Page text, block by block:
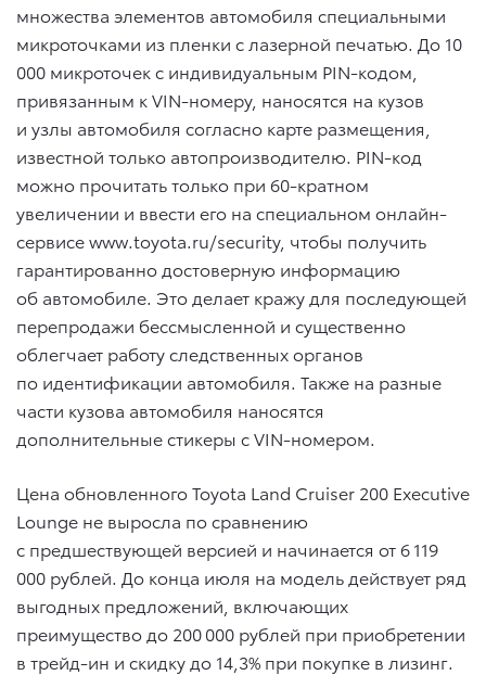
множества элементов автомобиля специальными
микроточками из пленки с лазерной печатью. До 10
000 микроточек с индивидуальным PIN-кодом,
привязанным к VIN-номеру, наносятся на кузов
и узлы автомобиля согласно карте размещения,
известной только автопроизводителю. PIN-код
можно прочитать только при 60-кратном
увеличении и ввести его на специальном онлайн-
сервисе www.toyota.ru/security, чтобы получить
гарантированно достоверную информацию
об автомобиле. Это делает кражу для последующей
перепродажи бессмысленной и существенно
облегчает работу следственных органов
по идентификации автомобиля. Также на разные
части кузова автомобиля наносятся
дополнительные стикеры с VIN-номером.
Цена обновленного Toyota Land Cruiser 200 Executive
Lounge не выросла по сравнению
с предшествующей версией и начинается от 6 119
000 рублей. До конца июля на модель действует ряд
выгодных предложений, включающих
преимущество до 200 000 рублей при приобретении
в трейд-ин и скидку до 14,3% при покупке в лизинг.